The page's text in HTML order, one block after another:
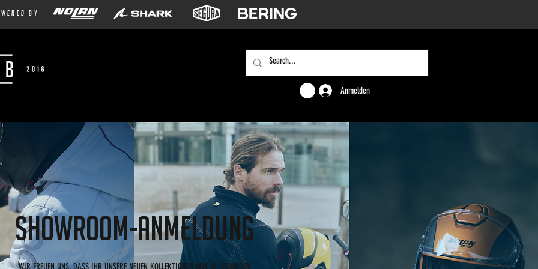
by
Anmelden
SHOWROOM-ANMELDUNG
WIR FREUEN UNS, DASS IHR UNSERE NEUEN KOLLEKTIONEN LIVE IN ESSLINGEN